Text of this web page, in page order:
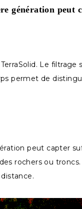
génération
Le
permet de
peut capter
rochers ou